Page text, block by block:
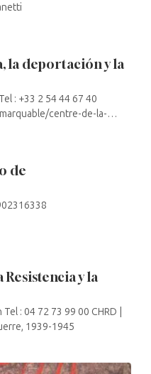
la deportación y la
: +33 2 54 44 67 40
centre-de-la-
de
y la
: 04 72 73 99 00 CHRD |
1939-1945